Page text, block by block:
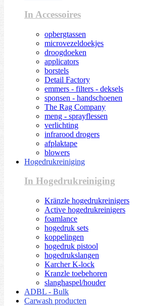
In Accessoires
opbergtassen
microvezeldoekjes
droogdoeken
applicators
borstels
Detail Factory
emmers - filters - deksels
sponsen - handschoenen
The Rag Company
meng - sprayflessen
verlichting
infrarood drogers
afplaktape
blowers
Hogedrukreiniging
In Hogedrukreiniging
Kränzle hogedrukreinigers
Active hogedrukreinigers
foamlance
hogedruk sets
koppelingen
hogedruk pistool
hogedrukslangen
Karcher K-lock
Kranzle toebehoren
slanghaspel/houder
ADBL - Bulk
Carwash producten